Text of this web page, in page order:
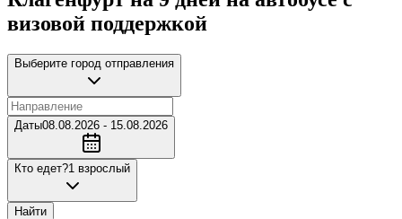
визовой поддержкой
Выберите город отправления
Даты08.08.2026 - 15.08.2026
Кто едет?1 взрослый
Найти